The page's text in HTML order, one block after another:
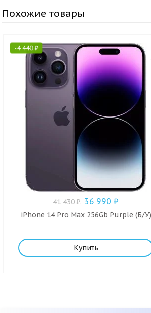
Похожие товары
-4 440₽
41 430₽. 36 990 ₽
iPhone 14 Pro Max 256Gb Purple (Б/У)
Купить